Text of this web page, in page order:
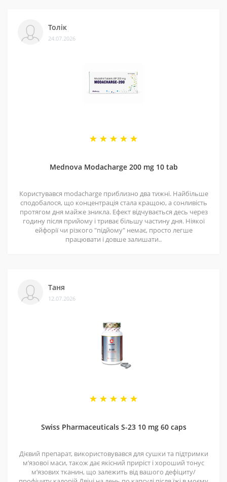
різних платформах. Це підтверджує, що нам можна
довіряти.
Маємо хороші ціни завдяки прямим контактам із
постачальниками. Часто бувають знижки — слідкуйте
допомогли багатьом клієнтам. Нам приємно, що нас
Толік
24.07.2026
Mednova Modacharge 200 mg 10 tab
Користувався modacharge приблизно два тижні. Найбільше
сподобалося, що концентрація стала кращою, а сонливість
протягом дня майже зникла. Ефект відчувається десь через
годину після прийому і триває більшу частину дня. Ніякої
ейфорії чи різкого "підйому" немає, просто легше
працювати і довше залишати..
Таня
12.07.2026
Swiss Pharmaceuticals S-23 10 mg 60 caps
Дієвий препарат, використовувався для сушки та підтримки
мʼязової маси, також дає якісний приріст і хороший тонус
мʼязових тканин, що залежить від вашого дефіциту/